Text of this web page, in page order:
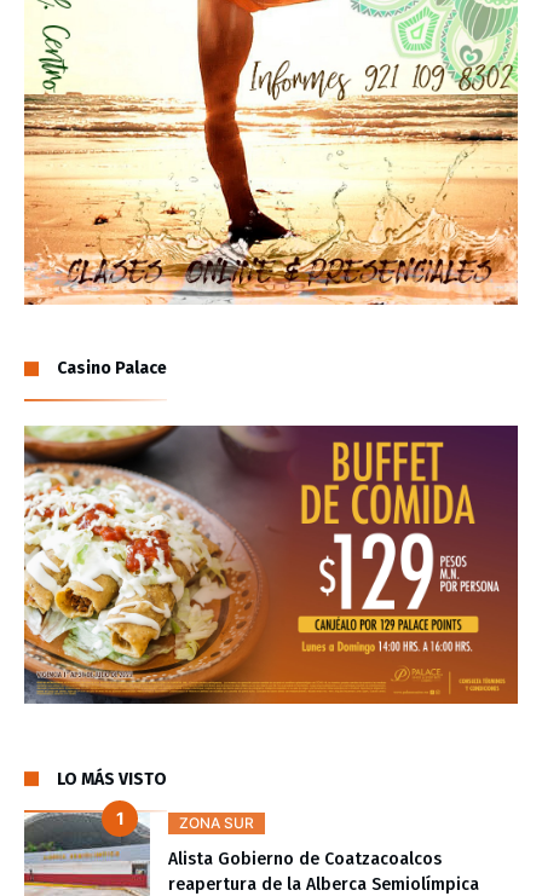
Casino Palace
LO MÁS VISTO
ZONA SUR
Alista Gobierno de Coatzacoalcos
reapertura de la Alberca Semiolímpica